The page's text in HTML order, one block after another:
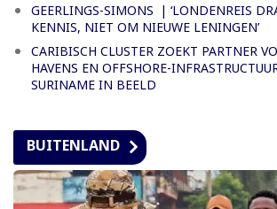
GEERLINGS-SIMONS | ‘LONDENREIS
KENNIS, NIET OM NIEUWE LENINGEN’
CARIBISCH CLUSTER ZOEKT PARTNER
HAVENS EN OFFSHORE-
SURINAME IN BEELD
BUITENLAND